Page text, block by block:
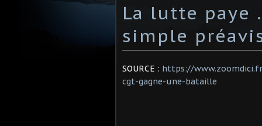
La lutte paye
simple
SOURCE : https://
cgt-gagne-une-bataille